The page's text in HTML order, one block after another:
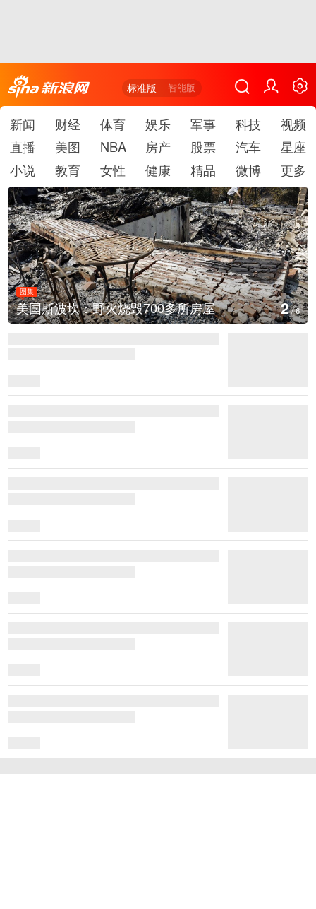
标准版 智能版
新闻 财经 体育 娱乐 军事 科技
视频
直播
美图 NBA 房产 股票 汽车
星座
小说
教育 女性 健康 精品 微博 更多
烧毁700多所房屋
图集
叙利亚：大马士
3/6